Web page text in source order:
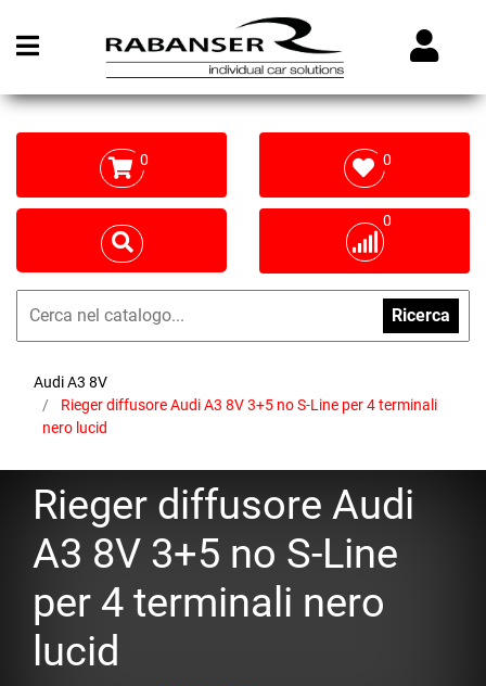
Open menu
0 0
0
Ricerca
Audi A3 8V
Rieger diffusore Audi A3 8V 3+5 no S-Line per 4 terminali
nero lucid
Rieger diffusore Audi
A3 8V 3+5 no S-Line
per 4 terminali nero
lucid